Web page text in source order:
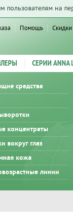
пользователям на
Помощь Скидки
СЕРИИ ANNA
средства
концентраты
вокруг глаз
кожа
линии